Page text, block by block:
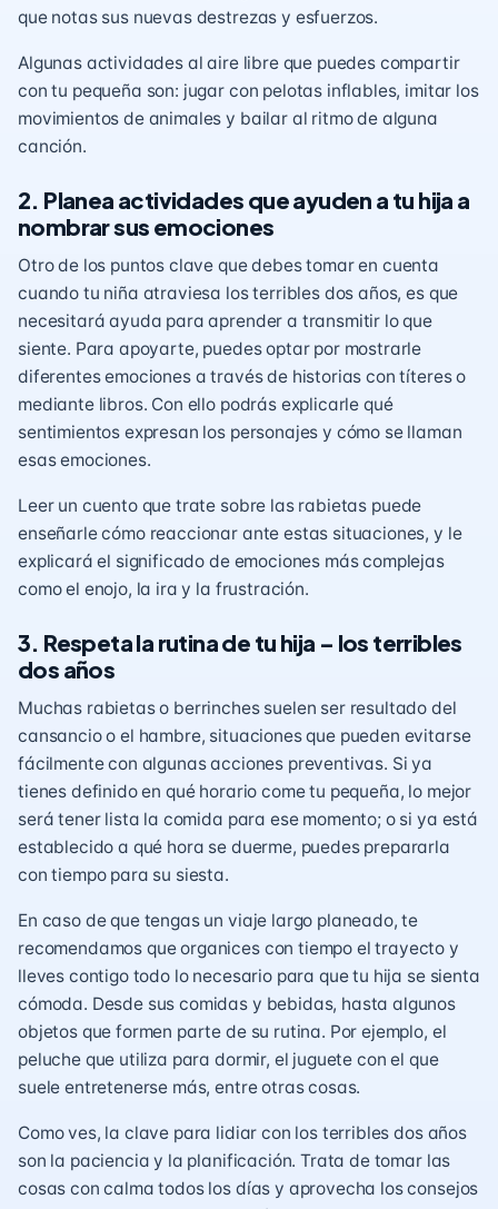
que notas sus nuevas destrezas y esfuerzos.
Algunas actividades al aire libre que puedes compartir
con tu pequeña son: jugar con pelotas inflables, imitar los
movimientos de animales y bailar al ritmo de alguna
canción.
2. Planea actividades que ayuden a tu hija a
nombrar sus emociones
Otro de los puntos clave que debes tomar en cuenta
cuando tu niña atraviesa los terribles dos años, es que
necesitará ayuda para aprender a transmitir lo que
siente. Para apoyarte, puedes optar por mostrarle
diferentes emociones a través de historias con títeres o
mediante libros. Con ello podrás explicarle qué
sentimientos expresan los personajes y cómo se llaman
esas emociones.
Leer un cuento que trate sobre las rabietas puede
enseñarle cómo reaccionar ante estas situaciones, y le
explicará el significado de emociones más complejas
como el enojo, la ira y la frustración.
3. Respeta la rutina de tu hija – los terribles
dos años
Muchas rabietas o berrinches suelen ser resultado del
cansancio o el hambre, situaciones que pueden evitarse
fácilmente con algunas acciones preventivas. Si ya
tienes definido en qué horario come tu pequeña, lo mejor
será tener lista la comida para ese momento; o si ya está
establecido a qué hora se duerme, puedes prepararla
con tiempo para su siesta.
En caso de que tengas un viaje largo planeado, te
recomendamos que organices con tiempo el trayecto y
lleves contigo todo lo necesario para que tu hija se sienta
cómoda. Desde sus comidas y bebidas, hasta algunos
objetos que formen parte de su rutina. Por ejemplo, el
peluche que utiliza para dormir, el juguete con el que
suele entretenerse más, entre otras cosas.
Como ves, la clave para lidiar con los terribles dos años
son la paciencia y la planificación. Trata de tomar las
cosas con calma todos los días y aprovecha los consejos